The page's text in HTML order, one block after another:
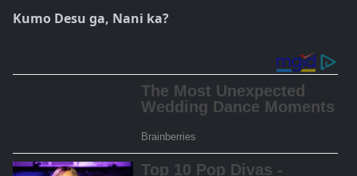
Kumo Desu ga, Nani ka?